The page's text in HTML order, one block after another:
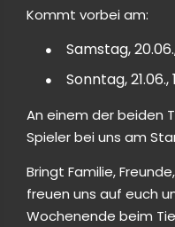
Kommt vorbei am:
Samstag,
Sonntag, 21.06.,
An einem der beiden
Spieler bei uns am
Bringt Familie,
freuen uns auf euch
Wochenende beim